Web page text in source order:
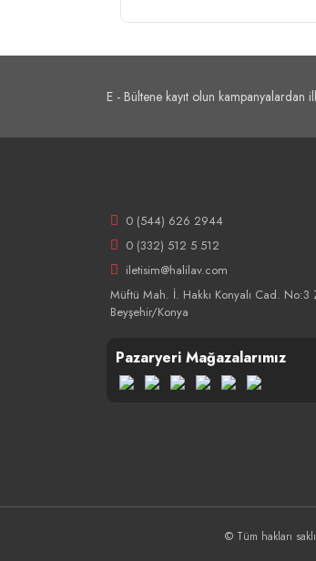
E - Bültene kayıt olun kampanyalardan
0 (544) 626 2944
0 (332) 512 5 512
iletisim@halilav.com
Müftü Mah. İ. Hakkı Konyalı Cad.
Beyşehir/Konya
Pazaryeri Mağazalarımız
© Tüm hakları